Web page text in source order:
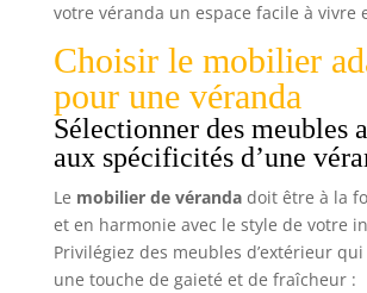
votre véranda un espace facile à vivre
Choisir le mobilier
pour une véranda
Sélectionner des meubles
aux spécificités d’une
Le mobilier de vérandadoit être à la
et en harmonie avec le style de votre
Privilégiez des meubles d’extérieur
une touche de gaieté et de fraîcheur :